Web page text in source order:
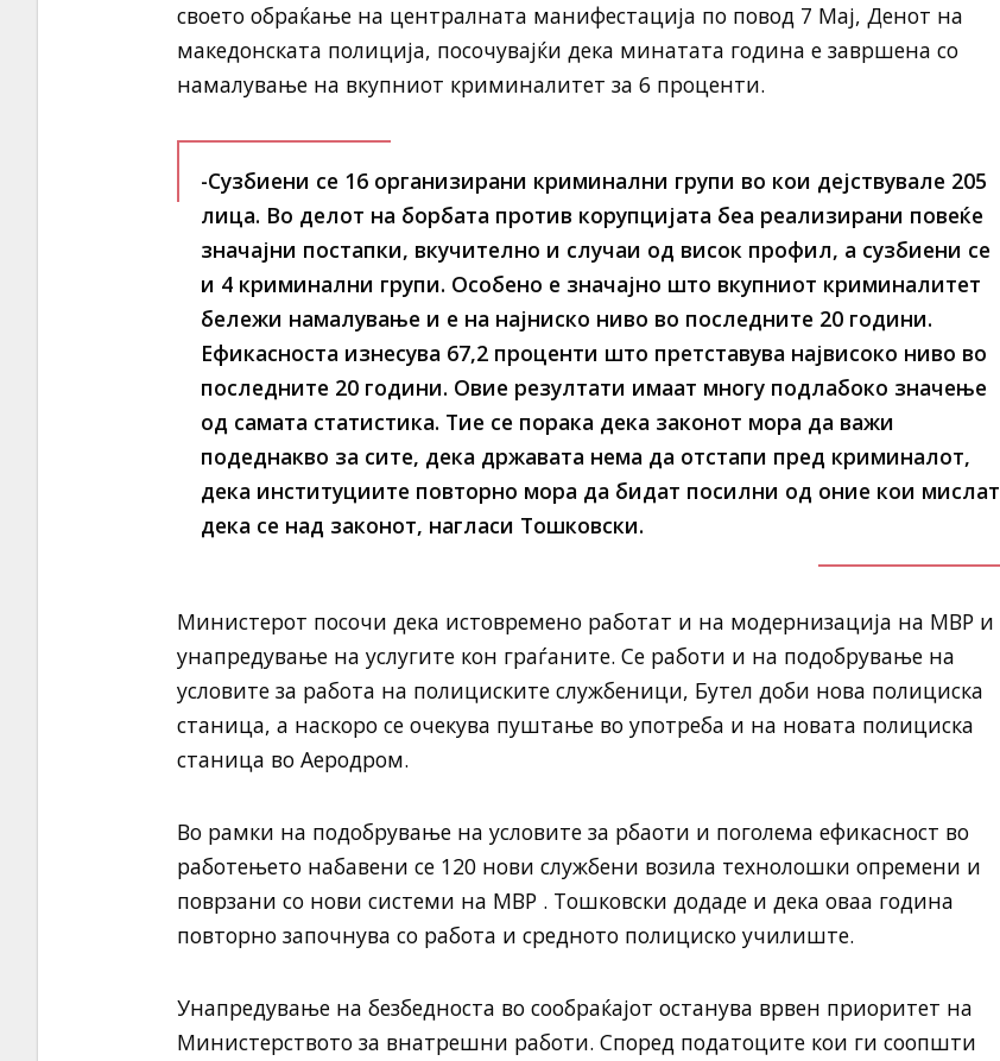
своето обраќање на централната манифестација по повод 7 Мај, Денот на
македонската полиција, посочувајќи дека минатата година е завршена со
намалување на вкупниот криминалитет за 6 проценти.
-Сузбиени се 16 организирани криминални групи во кои дејствувале 205
лица. Во делот на борбата против корупцијата беа реализирани повеќе
значајни постапки, вкучително и случаи од висок профил, а сузбиени се
и 4 криминални групи. Особено е значајно што вкупниот криминалитет
бележи намалување и е на најниско ниво во последните 20 години.
Ефикасноста изнесува 67,2 проценти што претставува највисоко ниво во
последните 20 години. Овие резултати имаат многу подлабоко значење
од самата статистика. Тие се порака дека законот мора да важи
подеднакво за сите, дека државата нема да отстапи пред криминалот,
дека институциите повторно мора да бидат посилни од оние кои мислат
дека се над законот, нагласи Тошковски.
Министерот посочи дека истовремено работат и на модернизација на МВР и
унапредување на услугите кон граѓаните. Се работи и на подобрување на
условите за работа на полициските службеници, Бутел доби нова полициска
станица, а наскоро се очекува пуштање во употреба и на новата полициска
станица во Аеродром.
Во рамки на подобрување на условите за рбаоти и поголема ефикасност во
работењето набавени се 120 нови службени возила технолошки опремени и
поврзани со нови системи на МВР . Тошковски додаде и дека оваа година
повторно започнува со работа и средното полициско училиште.
Унапредување на безбедноста во сообраќајот останува врвен приоритет на
Министерството за внатрешни работи. Според податоците кои ги соопшти